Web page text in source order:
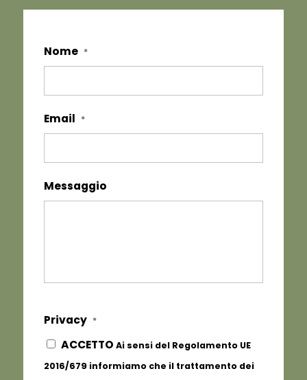
Nome *
Email *
Messaggio
Privacy *
ACCETTO Ai sensi del Regolamento UE
2016/679 informiamo che il trattamento dei